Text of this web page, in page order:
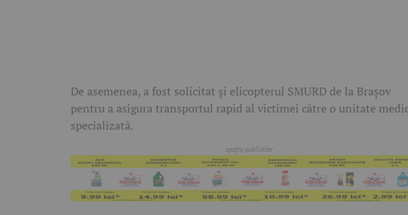
De asemenea, a fost solicitat și elicopterul SMURD de la Brașov
pentru a asigura transportul rapid al victimei către o unitate
specializată.